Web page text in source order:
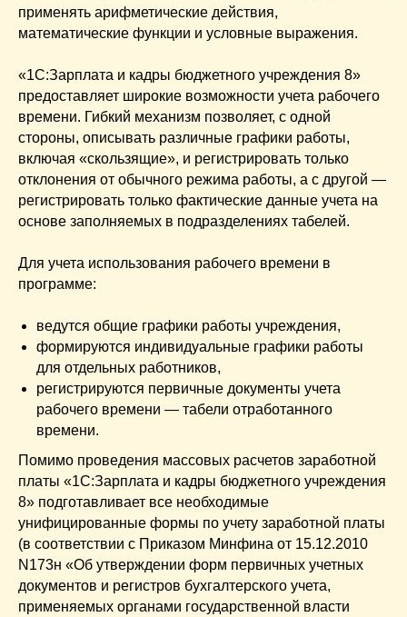
применять арифметические действия,
математические функции и условные выражения.
«1С:Зарплата и кадры бюджетного учреждения 8»
предоставляет широкие возможности учета рабочего
времени. Гибкий механизм позволяет, с одной
стороны, описывать различные графики работы,
включая «скользящие», и регистрировать только
отклонения от обычного режима работы, а с другой —
регистрировать только фактические данные учета на
основе заполняемых в подразделениях табелей.
Для учета использования рабочего времени в
программе:
ведутся общие графики работы учреждения,
формируются индивидуальные графики работы
для отдельных работников,
регистрируются первичные документы учета
рабочего времени — табели отработанного
времени.
Помимо проведения массовых расчетов заработной
платы «1С:Зарплата и кадры бюджетного учреждения
8» подготавливает все необходимые
унифицированные формы по учету заработной платы
(в соответствии с Приказом Минфина от 15.12.2010
N173н «Об утверждении форм первичных учетных
документов и регистров бухгалтерского учета,
применяемых органами государственной власти